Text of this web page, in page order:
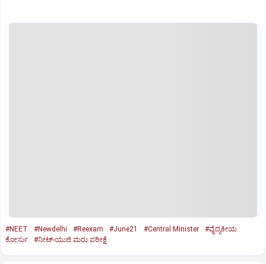
#NEET #Newdelhi #Reexam #June21 #Central Minister
#ವೈದ್ಯಕೀಯ
ಕೋರ್ಸು
#ನೀಟ್-ಯುಜಿ ಮರು ಪರೀಕ್ಷೆ